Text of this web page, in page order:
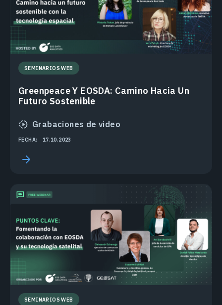
SEMINARIOS WEB
Greenpeace Y EOSDA: Camino Hacia Un
Futuro Sostenible
Grabaciones de video
FECHA: 17.10.2023
SEMINARIOS WEB